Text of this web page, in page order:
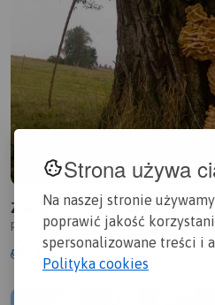
Strona używa
Na naszej stronie
poprawić jakość
spersonalizowane treści i
Polityka cookies
Złotów-Osiek n. Notecią-
połnocna wielkopolska Złotów
5.3/6
91,6 km 1120 dni